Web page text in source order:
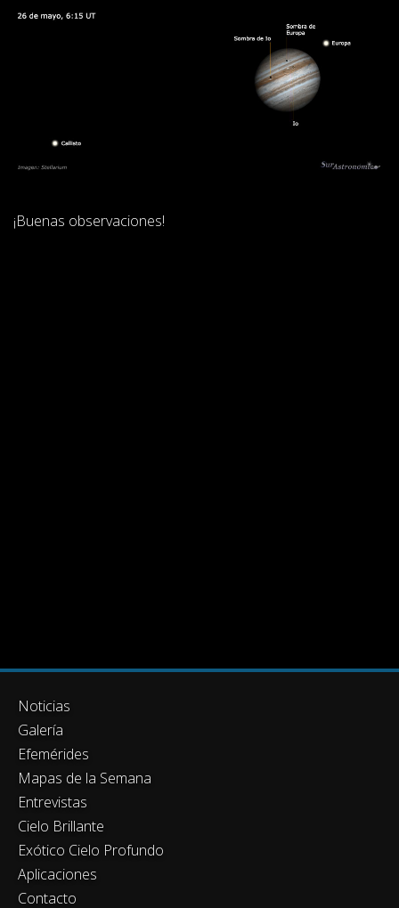
¡Buenas observaciones!
Noticias
Galería
Efemérides
Mapas de la Semana
Entrevistas
Cielo Brillante
Exótico Cielo Profundo
Aplicaciones
Contacto